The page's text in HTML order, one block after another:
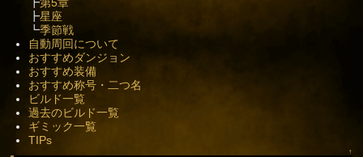
┣第5章
┣星座
┗季節戦
自動周回について
おすすめダンジョン
おすすめ装備
おすすめ称号・二つ名
ビルド一覧
過去のビルド一覧
ギミック一覧
TIPs
↑